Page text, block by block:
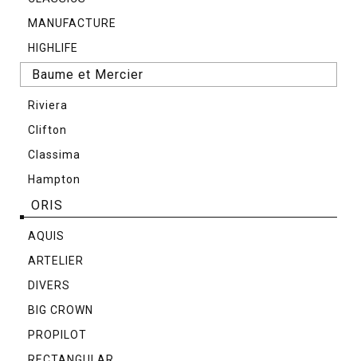
MANUFACTURE
HIGHLIFE
Baume et Mercier
Riviera
Clifton
Classima
Hampton
ORIS
AQUIS
ARTELIER
DIVERS
BIG CROWN
PROPILOT